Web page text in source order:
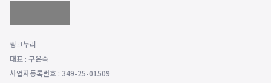
씽크누리
대표 : 구은숙
사업자등록번호 : 349-25-01509